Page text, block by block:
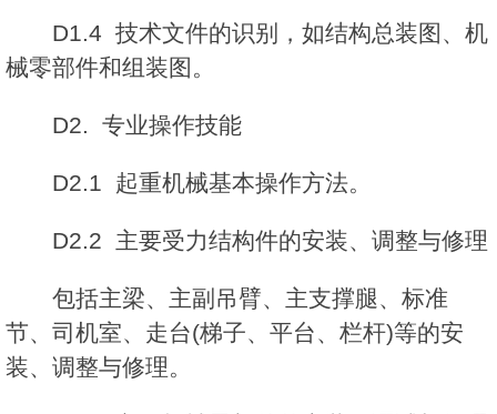
D1.4 技术文件的识别，如结构总装图、机
械零部件和组装图。
D2. 专业操作技能
D2.1 起重机械基本操作方法。
D2.2 主要受力结构件的安装、调整与修理
包括主梁、主副吊臂、主支撑腿、标准
节、司机室、走台(梯子、平台、栏杆)等的安
装、调整与修理。